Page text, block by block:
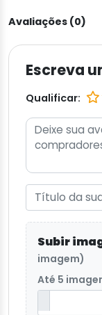
Avaliações (0)
Escreva
Qualificar:
Subir
imagem)
Até 5